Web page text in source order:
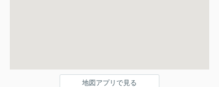
地図アプリで見る